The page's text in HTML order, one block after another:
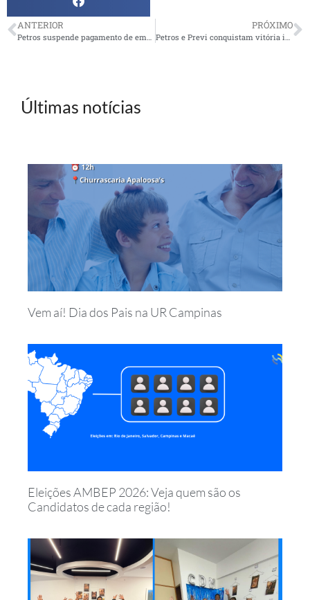
ANTERIOR PRÓXIMO
Últimas notícias
Vem aí! Dia dos Pais na UR Campinas
Eleições AMBEP 2026: Veja quem são os
Candidatos de cada região!